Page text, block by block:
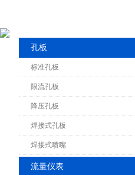
孔板
标准孔板
限流孔板
降压孔板
焊接式孔板
焊接式喷嘴
流量仪表